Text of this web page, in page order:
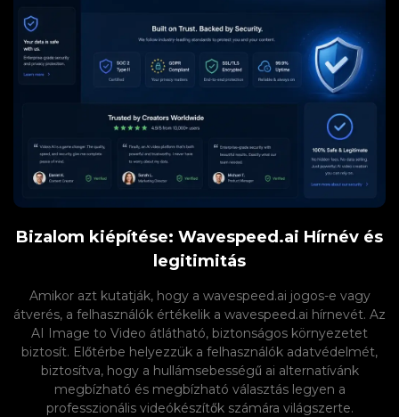
Bizalom kiépítése: Wavespeed.ai Hírnév és
legitimitás
Amikor azt kutatják, hogy a wavespeed.ai jogos-e vagy
átverés, a felhasználók értékelik a wavespeed.ai hírnevét. Az
AI Image to Video átlátható, biztonságos környezetet
biztosít. Előtérbe helyezzük a felhasználók adatvédelmét,
biztosítva, hogy a hullámsebességű ai alternatívánk
megbízható és megbízható választás legyen a
professzionális videókészítők számára világszerte.